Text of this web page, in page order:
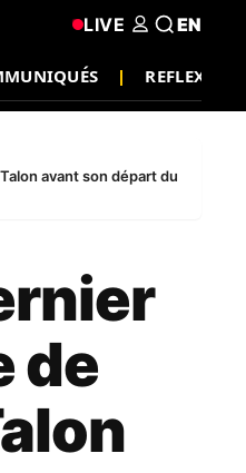
LIVE EN
avant son départ du
de